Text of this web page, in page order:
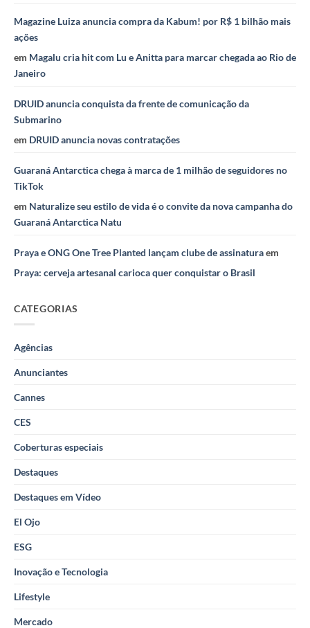
Magazine Luiza anuncia compra da Kabum! por R$ 1 bilhão mais
ações
em Magalu cria hit com Lu e Anitta para marcar chegada ao Rio de
Janeiro
DRUID anuncia conquista da frente de comunicação da
Submarino
em DRUID anuncia novas contratações
Guaraná Antarctica chega à marca de 1 milhão de seguidores no
TikTok
em Naturalize seu estilo de vida é o convite da nova campanha do
Guaraná Antarctica Natu
Praya e ONG One Tree Planted lançam clube de assinaturaem
Praya: cerveja artesanal carioca quer conquistar o Brasil
CATEGORIAS
Agências
Anunciantes
Cannes
CES
Coberturas especiais
Destaques
Destaques em Vídeo
El Ojo
ESG
Inovação e Tecnologia
Lifestyle
Mercado